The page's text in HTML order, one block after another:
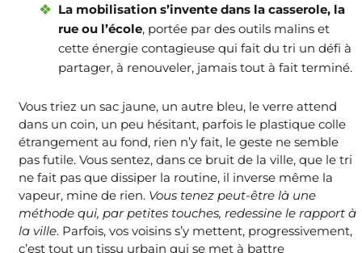
La mobilisation s’invente dans la casserole, la
rue ou l’école, portée par des outils malins et
cette énergie contagieuse qui fait du tri un défi à
partager, à renouveler, jamais tout à fait terminé.
Vous triez un sac jaune, un autre bleu, le verre attend
dans un coin, un peu hésitant, parfois le plastique colle
étrangement au fond, rien n’y fait, le geste ne semble
pas futile. Vous sentez, dans ce bruit de la ville, que le tri
ne fait pas que dissiper la routine, il inverse même la
vapeur, mine de rien. Vous tenez peut-être là une
méthode qui, par petites touches, redessine le rapport à
la ville. Parfois, vos voisins s’y mettent, progressivement,
c’est tout un tissu urbain qui se met à battre